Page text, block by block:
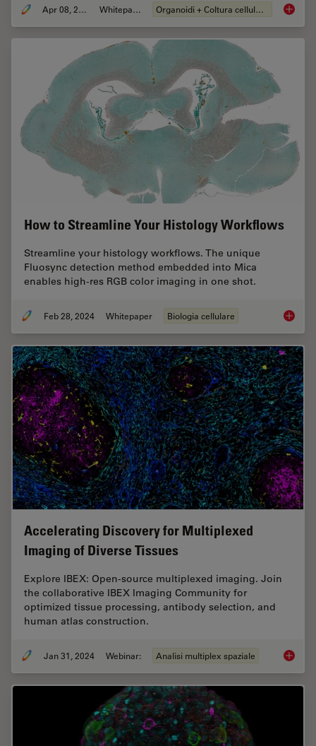
Apr 08, 2024 Whitepaper Organoidi + Coltura cellulare 3D
How to Streamline Your Histology Workflows
Streamline your histology workflows. The unique
Fluosync detection method embedded into Mica
enables high-res RGB color imaging in one shot.
Feb 28, 2024 Whitepaper Biologia cellulare How to
Accelerating Discovery for Multiplexed
Imaging of Diverse Tissues
Explore IBEX: Open-source multiplexed imaging. Join
the collaborative IBEX Imaging Community for
optimized tissue processing, antibody selection, and
human atlas construction.
Jan 31, 2024 Webinar: Analisi multiplex spaziale